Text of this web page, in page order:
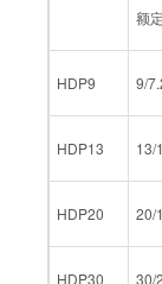
额定
HDP9 9/
HDP13 13/
HDP20 20/
HDP30 30/